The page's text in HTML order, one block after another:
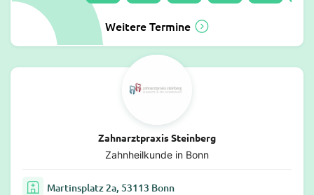
Weitere Termine
Zahnarztpraxis Steinberg
Zahnheilkunde in Bonn
Martinsplatz 2a, 53113 Bonn